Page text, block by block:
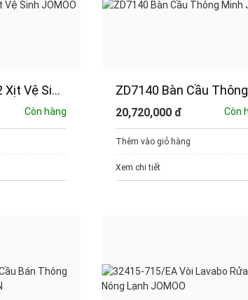
Vệ Sinh
Còn hàng
ZD7140 Bàn Cầu Thông
Minh JOMOO
20,720,000 đ Còn
Thêm vào giỏ hàng
Xem chi tiết